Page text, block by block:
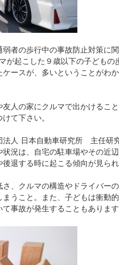
者の歩行中の事故防止対策に
が起こした９歳以下の子どもの
ースが、多いということがわ
人の家にクルマで出かけるこ
て下さい。
人 日本自動車研究所 主任研
況は、自宅の駐車場やその近
退する時に起こる傾向が見ら
、クルマの構造やドライバー
うこと。また、子どもは衝動
事故が発生することもありま